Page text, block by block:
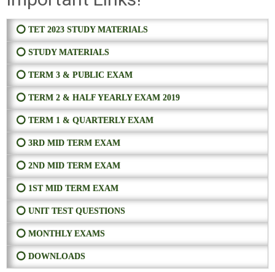
⭕ TET 2023 STUDY MATERIALS
⭕ STUDY MATERIALS
⭕ TERM 3 & PUBLIC EXAM
⭕ TERM 2 & HALF YEARLY EXAM 2019
⭕ TERM 1 & QUARTERLY EXAM
⭕ 3RD MID TERM EXAM
⭕ 2ND MID TERM EXAM
⭕ 1ST MID TERM EXAM
⭕ UNIT TEST QUESTIONS
⭕ MONTHLY EXAMS
⭕ DOWNLOADS